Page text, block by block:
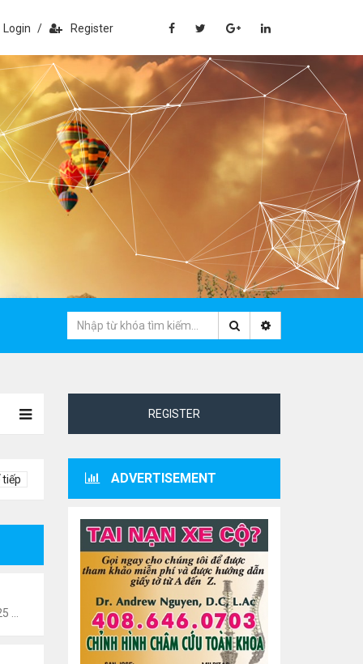
Login / Register
tiếp
REGISTER
ADVERTISEMENT